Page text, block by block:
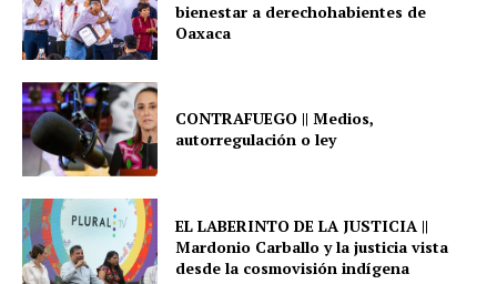
bienestar a derechohabientes de
Oaxaca
CONTRAFUEGO || Medios,
autorregulación o ley
EL LABERINTO DE LA JUSTICIA ||
Mardonio Carballo y la justicia vista
desde la cosmovisión indígena